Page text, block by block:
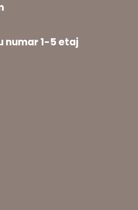
numar 1-5 etaj